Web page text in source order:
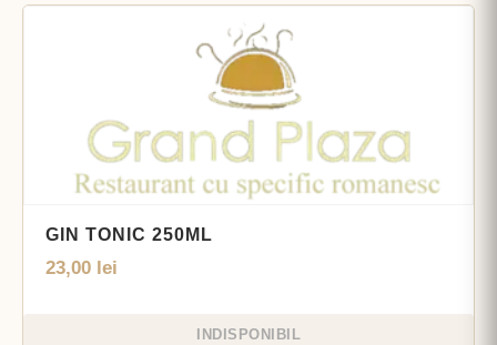
GIN TONIC 250ML
23,00 lei
INDISPONIBIL